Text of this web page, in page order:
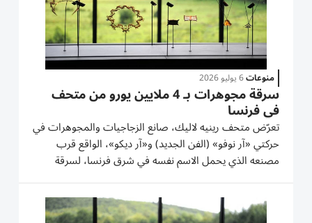
منوعات6 يوليو 2026
سرقة مجوهرات بـ 4 ملايين يورو من متحف
في فرنسا
تعرّض متحف رينيه لاليك، صانع الزجاجيات والمجوهرات في
حركتي «آر نوفو» (الفن الجديد) و«آر ديكو»، الواقع قرب
مصنعه الذي يحمل الاسم نفسه في شرق فرنسا، لسرقة
مجوهرات بقيمة «بضعة ملايين يورو»، وفق مصدر مُطّلع
على التحقيق. وأشار المصدر إلى أن «حوالي عشرين قطعة
مجوهرات سُرقت. ولا...